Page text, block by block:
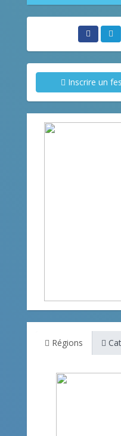
Inscrire un
Régions